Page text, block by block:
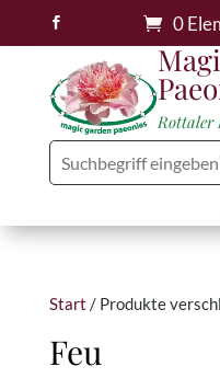
 0
Rottaler
Start / Produkte
Feu